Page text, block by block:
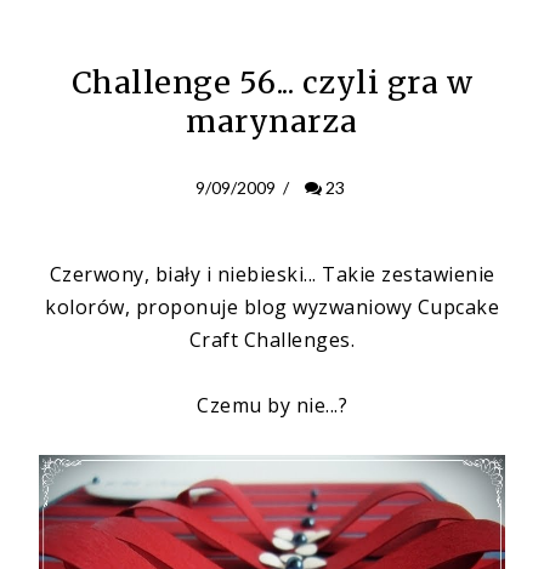
Challenge 56... czyli gra w
marynarza
9/09/2009 / 23
Czerwony, biały i niebieski... Takie zestawienie
kolorów, proponuje blog wyzwaniowy Cupcake
Craft Challenges.
Czemu by nie...?